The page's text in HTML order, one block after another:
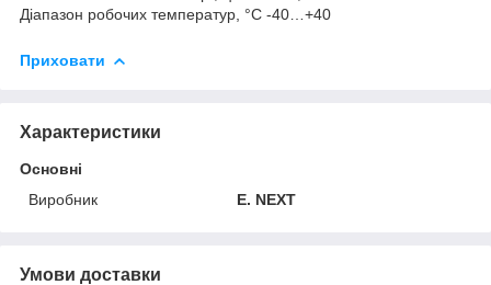
Діапазон робочих температур, °С -40…+40
Приховати
Характеристики
Основні
Виробник
E. NEXT
Умови доставки